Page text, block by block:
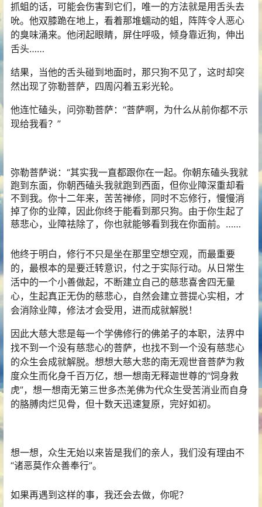
抓蛆的话，可能会伤害到它们，唯一的方法就是用舌头去
吮。他双膝跪在地上，看着那堆蠕动的蛆，阵阵令人恶心
的臭味涌来。他闭起眼睛，屏住呼吸，倾身靠近狗，伸出
舌头……
结果，当他的舌头碰到地面时，那只狗不见了，这时却突
然出现了弥勒菩萨，四周闪着五彩光轮。
他连忙磕头，问弥勒菩萨：“菩萨啊，为什么从前你都不示
现给我看？”
弥勒菩萨说：“其实我一直都跟你在一起。你朝东磕头我就
跑到东面，你朝西磕头我就跑到西面，但你业障深重却看
不到我。你十二年来，苦苦禅修，同时不忘修行，慢慢消
掉了你的业障，因此你终于能看到那只狗。由于你生起了
慈悲心，业障祛除了，你也就能够看到我在你面前。……
他终于明白，修行不只是坐在那里空想空观，而最重要
的，最根本的是要迁转意识，付之于实际行动。从日常生
活中的一个小善做起，不断建立自己的慈悲喜舍四无量
心，生起真正无伪的慈悲心，自然会建立菩提心实相，才
会消除业障，修法才会受用，进而成就解脱！
因此大慈大悲是每一个学佛修行的佛弟子的本职，法界中
找不到一个没有慈悲心的菩萨，也找不到一个没有慈悲心
的众生会成就解脱。想想大慈大悲的南无观世音菩萨为救
度众生而化身千百万亿，想一想南无释迦世尊的“饲身救
虎”，想一想南无第三世多杰羌佛为代众生受苦消业而自身
的胳膊肉烂见骨，但十数天迅速复原，完好如初。
想一想，众生无始以来皆是我们的亲人，我们没有理由不
“诸恶莫作众善奉行”。
如果再遇到这样的事，我还会去做，你呢？